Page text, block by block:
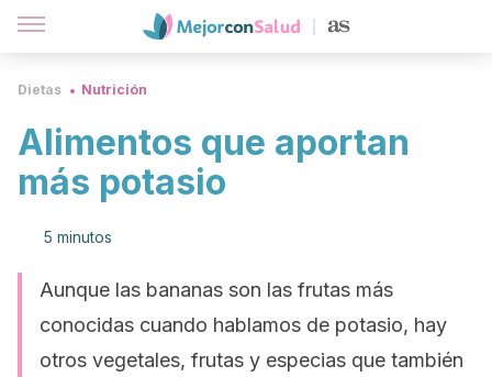
Dietas Nutrición
Alimentos que aportan
más potasio
5 minutos
Aunque las bananas son las frutas más
conocidas cuando hablamos de potasio, hay
otros vegetales, frutas y especias que también